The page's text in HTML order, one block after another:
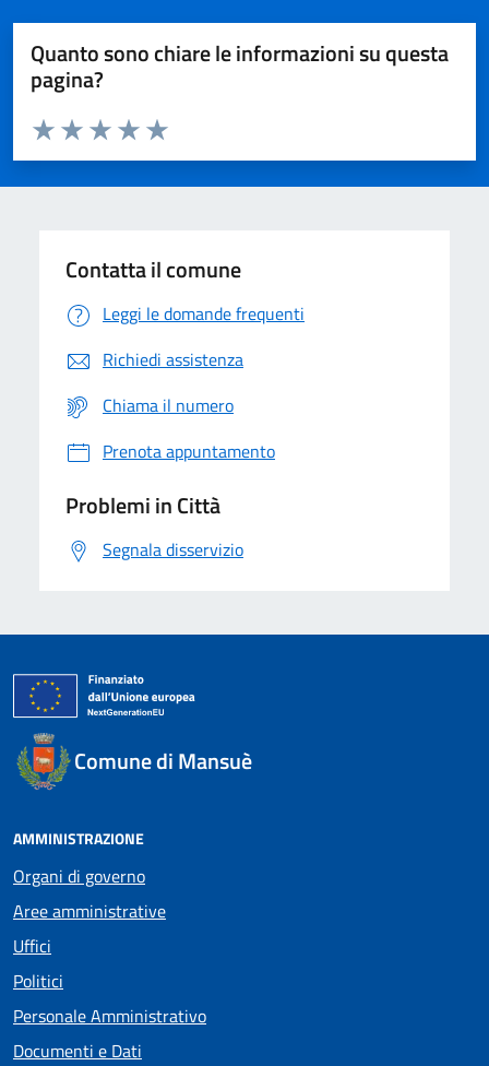
Quanto sono chiare le informazioni su questa
pagina?
Domanda
Valuta da 1 a 5 stelle la pagina
Valuta 5 stelle su 5
Valuta 4 stelle su 5
Valuta 3 stelle su 5
Valuta 2 stelle su 5
Valuta 1 stelle su 5
Contatta il comune
Leggi le domande frequenti
Richiedi assistenza
Chiama il numero
Prenota appuntamento
Problemi in Città
Segnala disservizio
Comune di Mansuè
AMMINISTRAZIONE
Organi di governo
Aree amministrative
Uffici
Politici
Personale Amministrativo
Documenti e Dati